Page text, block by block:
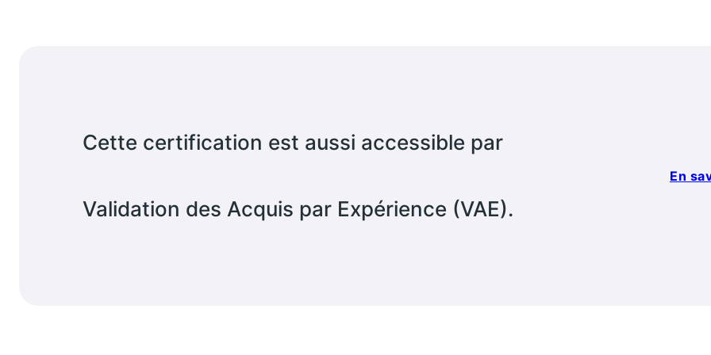
Cette certification est aussi accessible par
Validation des Acquis par Expérience (VAE).
En